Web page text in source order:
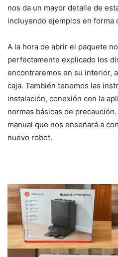
nos da un mayor detalle de
incluyendo ejemplos en forma
A la hora de abrir el paquete
perfectamente explicado los
encontraremos en su interior,
caja. También tenemos las
instalación, conexión con la
normas básicas de
manual que nos enseñará a
nuevo robot.